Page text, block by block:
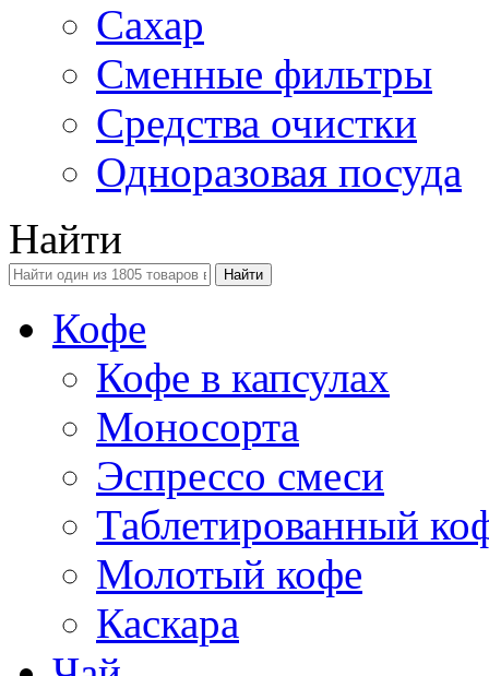
Сахар
Сменные фильтры
Средства очистки
Одноразовая посуда
Найти
Кофе
Кофе в капсулах
Моносорта
Эспрессо смеси
Таблетированный
Молотый кофе
Каскара